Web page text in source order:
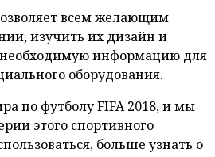
всем желающим
изучить их дизайн и
информацию для
оборудования.
по футболу FIFA 2018, и мы
этого спортивного
больше узнать о